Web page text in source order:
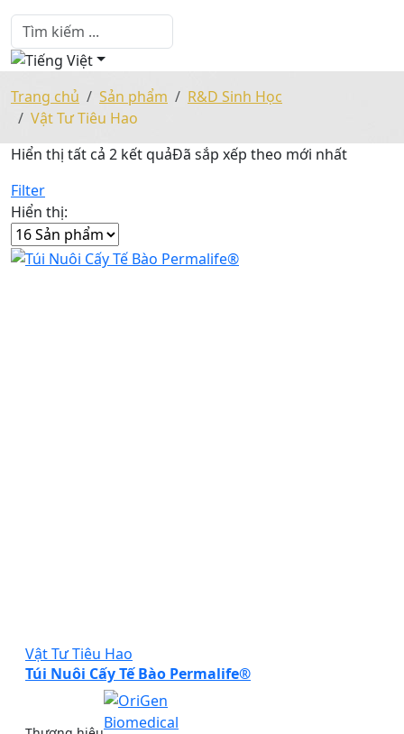
Trang chủ Sản phẩm
R&D Sinh Học
Vật Tư Tiêu Hao
Hiển thị tất cả 2 kết quảĐã sắp xếp theo mới nhất
Filter
Hiển thị:
Vật Tư Tiêu Hao
Túi Nuôi Cấy Tế Bào Permalife®